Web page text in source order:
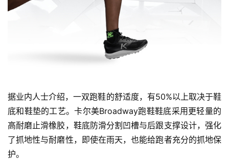
比
赛
据业内人士介绍，一双跑鞋的舒适度，有50%以上取决于鞋
底和鞋垫的工艺。卡尔美Broadway跑鞋鞋底采用更轻量的
高耐磨止滑橡胶，鞋底防滑分割凹槽与后跟支撑设计，强化
了抓地性与耐磨性，即使在雨天，也能给跑者充分的抓地保
护。